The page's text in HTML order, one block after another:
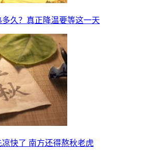
久？真正降温要等这一天
快了 南方还得熬秋老虎